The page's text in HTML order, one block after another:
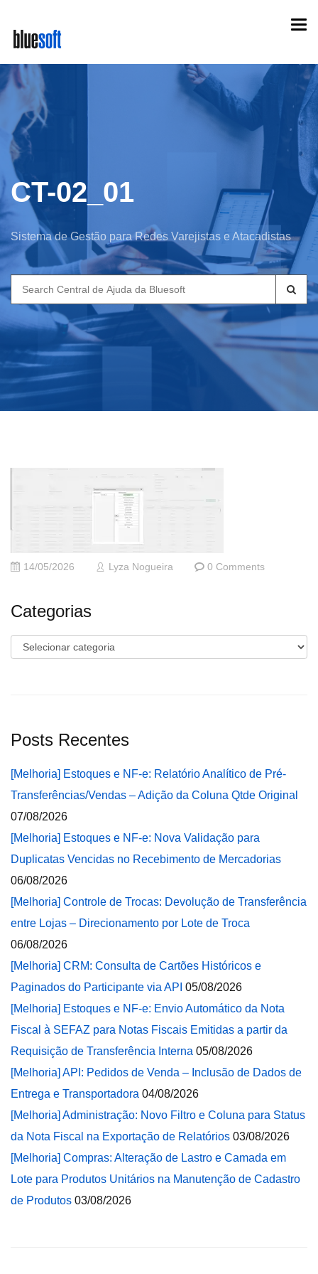
main
content
CT-02_01
Sistema de Gestão para Redes Varejistas e Atacadistas
Search
for:
14/05/2026 Lyza Nogueira 0 Comments
Categorias
Categorias
Posts Recentes
[Melhoria] Estoques e NF-e: Relatório Analítico de Pré-
Transferências/Vendas – Adição da Coluna Qtde Original
07/08/2026
[Melhoria] Estoques e NF-e: Nova Validação para
Duplicatas Vencidas no Recebimento de Mercadorias
06/08/2026
[Melhoria] Controle de Trocas: Devolução de Transferência
entre Lojas – Direcionamento por Lote de Troca
06/08/2026
[Melhoria] CRM: Consulta de Cartões Históricos e
Paginados do Participante via API 05/08/2026
[Melhoria] Estoques e NF-e: Envio Automático da Nota
Fiscal à SEFAZ para Notas Fiscais Emitidas a partir da
Requisição de Transferência Interna 05/08/2026
[Melhoria] API: Pedidos de Venda – Inclusão de Dados de
Entrega e Transportadora 04/08/2026
[Melhoria] Administração: Novo Filtro e Coluna para Status
da Nota Fiscal na Exportação de Relatórios 03/08/2026
[Melhoria] Compras: Alteração de Lastro e Camada em
Lote para Produtos Unitários na Manutenção de Cadastro
de Produtos 03/08/2026